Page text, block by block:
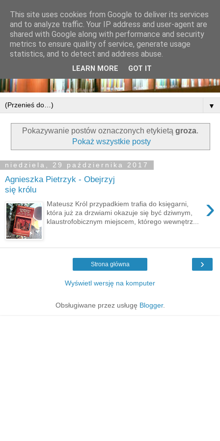
▼
Pokazywanie postów oznaczonych etykietą groza.
Pokaż wszystkie posty
niedziela, 29 października 2017
Agnieszka Pietrzyk - Obejrzyj
się królu
›
Mateusz Król przypadkiem trafia do księgarni,
która już za drzwiami okazuje się być dziwnym,
klaustrofobicznym miejscem, którego wewnętrz...
›
Strona główna
Wyświetl wersję na komputer
Obsługiwane przez usługę Blogger.
This site uses cookies from Google to deliver its services
and to analyze traffic. Your IP address and user-agent are
shared with Google along with performance and security
metrics to ensure quality of service, generate usage
statistics, and to detect and address abuse.
LEARN MORE GOT IT